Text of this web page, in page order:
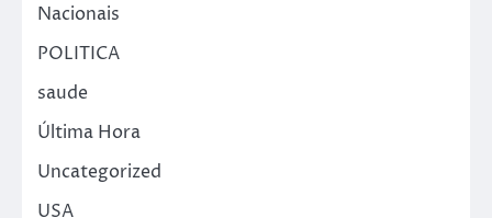
Nacionais
POLITICA
saude
Última Hora
Uncategorized
USA